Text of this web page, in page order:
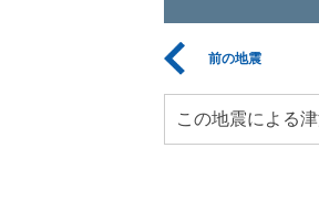
前の地震
この地震による